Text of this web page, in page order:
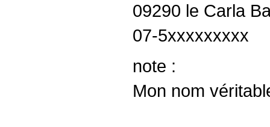
09290 le Carla
07-5xxxxxxxxx
note :
Mon nom